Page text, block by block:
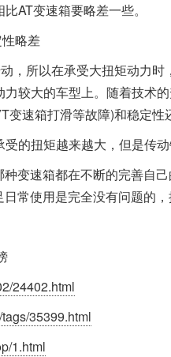
AT变速箱要略差一些。
略差
，所以在承受大扭矩动力
较大的车型上。随着技术
速箱打滑等故障)和稳定性
的扭矩越来越大，但是传
变速箱都在不断的完善自
常使用是完全没有问题的
24402.html
35399.html
1.html